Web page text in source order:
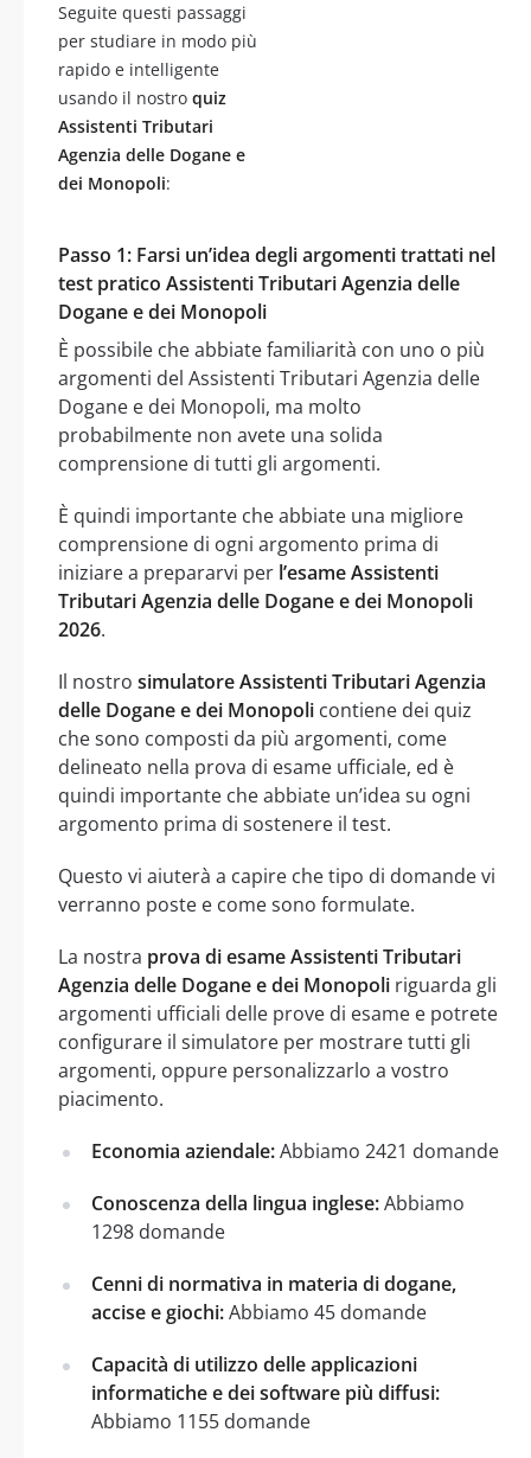
Seguite questi passaggi
per studiare in modo più
rapido e intelligente
usando il nostro quiz
Assistenti Tributari
Agenzia delle Dogane e
dei Monopoli:
Passo 1: Farsi un’idea degli argomenti trattati nel
test pratico Assistenti Tributari Agenzia delle
Dogane e dei Monopoli
È possibile che abbiate familiarità con uno o più
argomenti del Assistenti Tributari Agenzia delle
Dogane e dei Monopoli, ma molto
probabilmente non avete una solida
comprensione di tutti gli argomenti.
È quindi importante che abbiate una migliore
comprensione di ogni argomento prima di
iniziare a prepararvi per l’esame Assistenti
Tributari Agenzia delle Dogane e dei Monopoli
2026.
Il nostro simulatore Assistenti Tributari Agenzia
delle Dogane e dei Monopoli contiene dei quiz
che sono composti da più argomenti, come
delineato nella prova di esame ufficiale, ed è
quindi importante che abbiate un’idea su ogni
argomento prima di sostenere il test.
Questo vi aiuterà a capire che tipo di domande vi
verranno poste e come sono formulate.
La nostra prova di esame Assistenti Tributari
Agenzia delle Dogane e dei Monopoli riguarda gli
argomenti ufficiali delle prove di esame e potrete
configurare il simulatore per mostrare tutti gli
argomenti, oppure personalizzarlo a vostro
piacimento.
Economia aziendale:Abbiamo 2421 domande
Conoscenza della lingua inglese:Abbiamo
1298 domande
Cenni di normativa in materia di dogane,
accise e giochi:Abbiamo 45 domande
Capacità di utilizzo delle applicazioni
informatiche e dei software più diffusi:
Abbiamo 1155 domande